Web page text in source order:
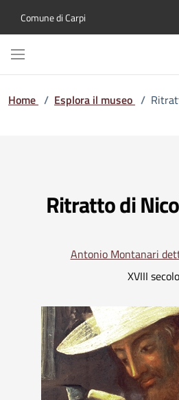
Comune di Carpi
Home / Esplora il museo /
Ritratto di
Antonio Montanari
XVIII secolo